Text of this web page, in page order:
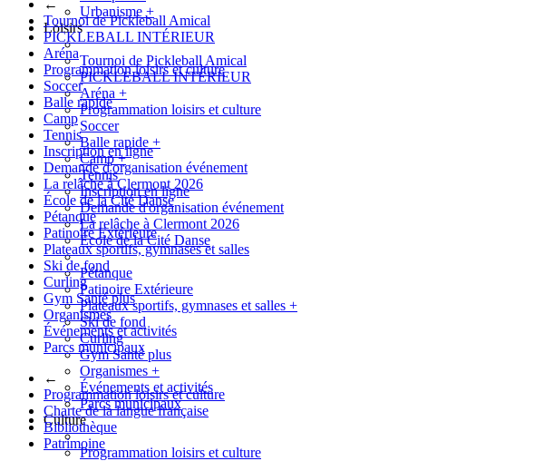
←
Tournoi de Pickleball Amical
PICKLEBALL INTÉRIEUR
Aréna
Programmation loisirs et culture
Soccer
Balle rapide
Camp
Tennis
Inscription en ligne
Demande d'organisation événement
La relâche à Clermont 2026
École de la Cité Danse
Pétanque
Patinoire Extérieure
Plateaux sportifs, gymnases et salles
Ski de fond
Curling
Gym Santé plus
Organismes
Événements et activités
Parcs municipaux
←
Programmation loisirs et culture
Charte de la langue française
Bibliothèque
Patrimoine
Urbanisme +
Loisirs
Tournoi de Pickleball Amical
PICKLEBALL INTÉRIEUR
Aréna +
Programmation loisirs et culture
Soccer
Balle rapide +
Camp+
Tennis
Inscription en ligne
Demande d'organisation événement
La relâche à Clermont 2026
École de la Cité Danse
Pétanque
Patinoire Extérieure
Plateaux sportifs, gymnases et salles +
Ski de fond
Curling
Gym Santé plus
Organismes +
Événements et activités
Parcs municipaux
Culture
Programmation loisirs et culture